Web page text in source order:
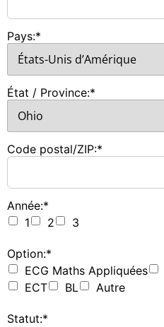
Pays:*
État / Province:*
Code postal/ZIP:*
Année:*
1
2 3
Option:*
ECG Maths Appliquées
ECT
BL Autre
Statut:*